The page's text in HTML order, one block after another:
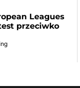
Leagues
przeciwko